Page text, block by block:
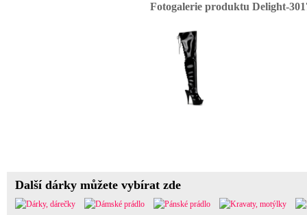
Fotogalerie produktu Delight-
Další dárky můžete vybírat zde